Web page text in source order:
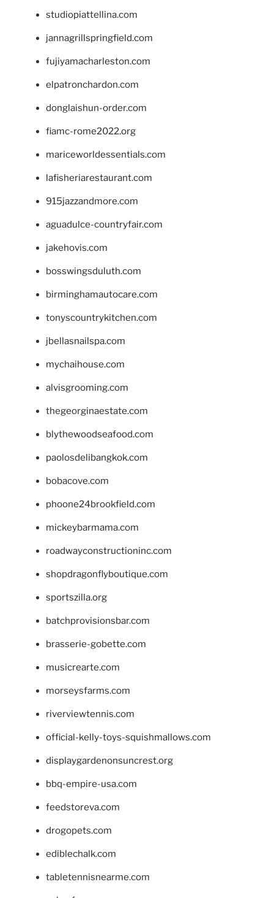
studiopiattellina.com
jannagrillspringfield.com
fujiyamacharleston.com
elpatronchardon.com
donglaishun-order.com
fiamc-rome2022.org
mariceworldessentials.com
lafisheriarestaurant.com
915jazzandmore.com
aguadulce-countryfair.com
jakehovis.com
bosswingsduluth.com
birminghamautocare.com
tonyscountrykitchen.com
jbellasnailspa.com
mychaihouse.com
alvisgrooming.com
thegeorginaestate.com
blythewoodseafood.com
paolosdelibangkok.com
bobacove.com
phoone24brookfield.com
mickeybarmama.com
roadwayconstructioninc.com
shopdragonflyboutique.com
sportszilla.org
batchprovisionsbar.com
brasserie-gobette.com
musicrearte.com
morseysfarms.com
riverviewtennis.com
official-kelly-toys-squishmallows.com
displaygardenonsuncrest.org
bbq-empire-usa.com
feedstoreva.com
drogopets.com
ediblechalk.com
tabletennisnearme.com